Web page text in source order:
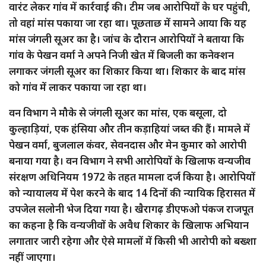
वारंट लेकर गांव में कार्रवाई की। टीम जब आरोपियों के घर पहुंची,
तो वहां मांस पकाया जा रहा था। पूछताछ में सामने आया कि यह
मांस जंगली सूअर का है। जांच के दौरान आरोपियों ने बताया कि
गांव के पेखन वर्मा ने अपने निजी खेत में बिजली का कनेक्शन
लगाकर जंगली सूअर का शिकार किया था। शिकार के बाद मांस
को गांव में लाकर पकाया जा रहा था।
वन विभाग ने मौके से जंगली सूअर का मांस, एक बसूला, दो
कुल्हाड़ियां, एक हंसिया और तीन कड़ाहियां जब्त की हैं। मामले में
पेखन वर्मा, बुजलाल कंवर, सेवनदास और मेन कुमार को आरोपी
बनाया गया है। वन विभाग ने सभी आरोपियों के खिलाफ वन्यजीव
संरक्षण अधिनियम 1972 के तहत मामला दर्ज किया है। आरोपियों
को न्यायालय में पेश करने के बाद 14 दिनों की न्यायिक हिरासत में
उपजेल सलोनी भेज दिया गया है। खैरागढ़ डीएफओ पंकज राजपूत
का कहना है कि वन्यजीवों के अवैध शिकार के खिलाफ अभियान
लगातार जारी रहेगा और ऐसे मामलों में किसी भी आरोपी को बख्शा
नहीं जाएगा।